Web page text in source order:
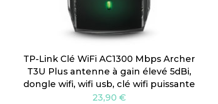
TP-Link Clé WiFi AC1300 Mbps Archer
T3U Plus antenne à gain élevé 5dBi,
dongle wifi, wifi usb, clé wifi puissante
23,90 €